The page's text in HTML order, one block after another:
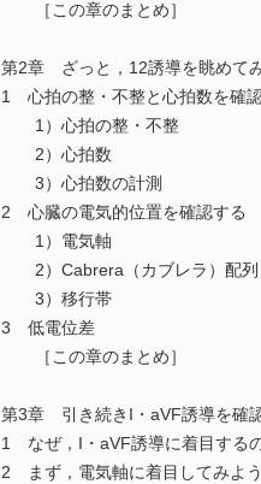
［この章のまとめ］
第2章 ざっと，12誘導を眺めて
1 心拍の整・不整と心拍数を確
1）心拍の整・不整
2）心拍数
3）心拍数の計測
2 心臓の電気的位置を確認する
1）電気軸
2）Cabrera（カブレラ）配列
3）移行帯
3 低電位差
［この章のまとめ］
第3章 引き続きI・aVF誘導を確
1 なぜ，I・aVF誘導に着目する
2 まず，電気軸に着目してみよう